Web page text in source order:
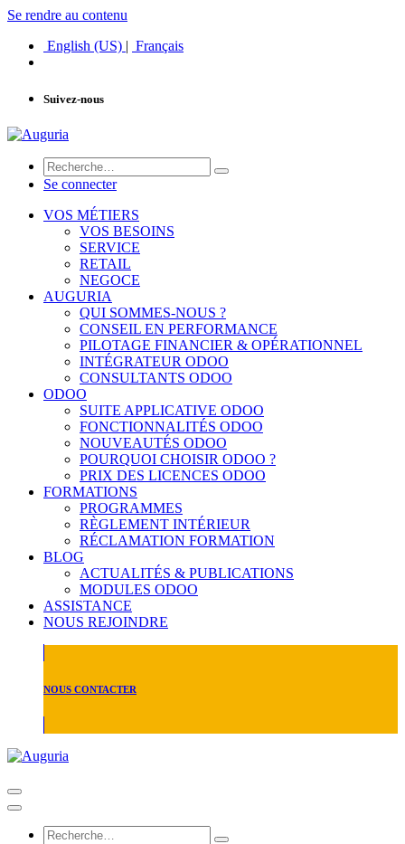
Se rendre au contenu
English (US) | Français
Suivez-nous
Se connecter
VOS MÉTIERS
VOS BESOINS
SERVICE
RETAIL
NEGOCE
AUGURIA
QUI SOMMES-NOUS ?
CONSEIL EN PERFORMANCE
PILOTAGE FINANCIER & OPÉRATIONNEL
INTÉGRATEUR ODOO
CONSULTANTS ODOO
ODOO
SUITE APPLICATIVE ODOO
FONCTIONNALITÉS ODOO
NOUVEAUTÉS ODOO
POURQUOI CHOISIR ODOO ?
PRIX DES LICENCES ODOO
FORMATIONS
PROGRAMMES
RÈGLEMENT INTÉRIEUR
RÉCLAMATION FORMATION
BLOG
ACTUALITÉS & PUBLICATIONS
MODULES ODOO
ASSISTANCE
NOUS REJOINDRE
NOUS CONTACTER